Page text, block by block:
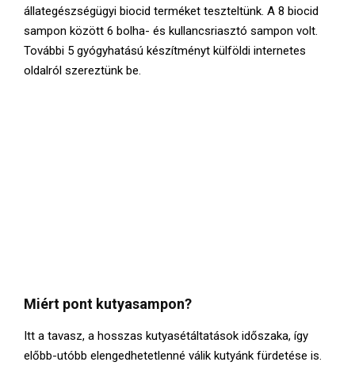
állategészségügyi biocid terméket teszteltünk. A 8 biocid
sampon között 6 bolha- és kullancsriasztó sampon volt.
További 5 gyógyhatású készítményt külföldi internetes
oldalról szereztünk be.
Miért pont kutyasampon?
Itt a tavasz, a hosszas kutyasétáltatások időszaka, így
előbb-utóbb elengedhetetlenné válik kutyánk fürdetése is.